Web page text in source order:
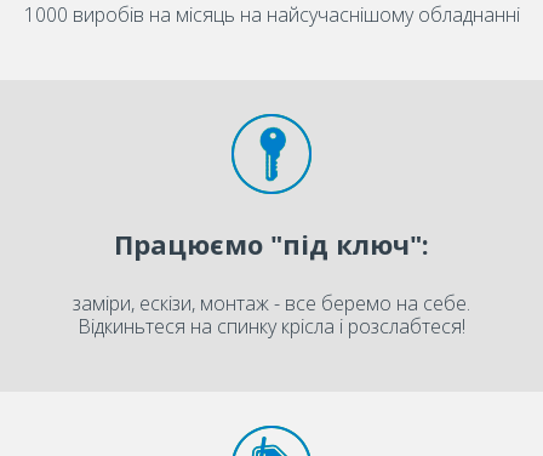
1000 виробів на місяць на найсучаснішому обладнанні
Працюємо "під ключ":
заміри, ескізи, монтаж - все беремо на себе.
Відкиньтеся на спинку крісла і розслабтеся!